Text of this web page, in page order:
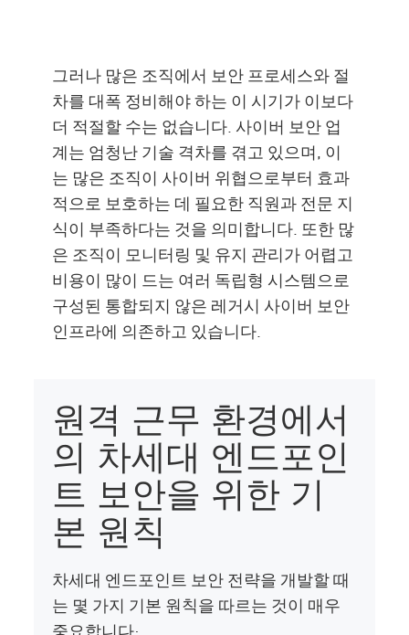
그러나 많은 조직에서 보안 프로세스와 절
차를 대폭 정비해야 하는 이 시기가 이보다
더 적절할 수는 없습니다. 사이버 보안 업
계는 엄청난 기술 격차를 겪고 있으며, 이
는 많은 조직이 사이버 위협으로부터 효과
적으로 보호하는 데 필요한 직원과 전문 지
식이 부족하다는 것을 의미합니다. 또한 많
은 조직이 모니터링 및 유지 관리가 어렵고
비용이 많이 드는 여러 독립형 시스템으로
구성된 통합되지 않은 레거시 사이버 보안
인프라에 의존하고 있습니다.
원격 근무 환경에서
의 차세대 엔드포인
트 보안을 위한 기
본 원칙
차세대 엔드포인트 보안 전략을 개발할 때
는 몇 가지 기본 원칙을 따르는 것이 매우
중요합니다: